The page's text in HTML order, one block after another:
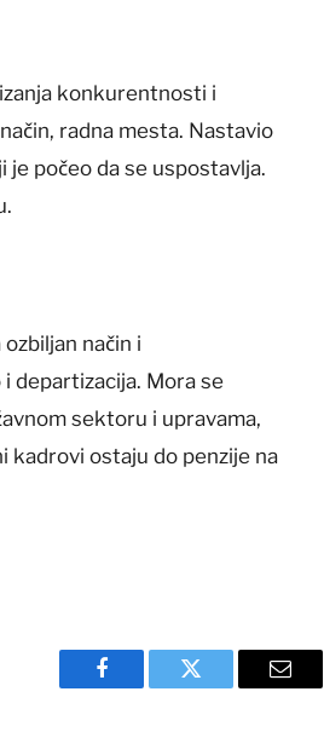
konkurentnosti i
radna mesta. Nastavio
počeo da se uspostavlja.
način i
departizacija. Mora se
sektoru i upravama,
kadrovi ostaju do penzije na
Facebook Twitter Email